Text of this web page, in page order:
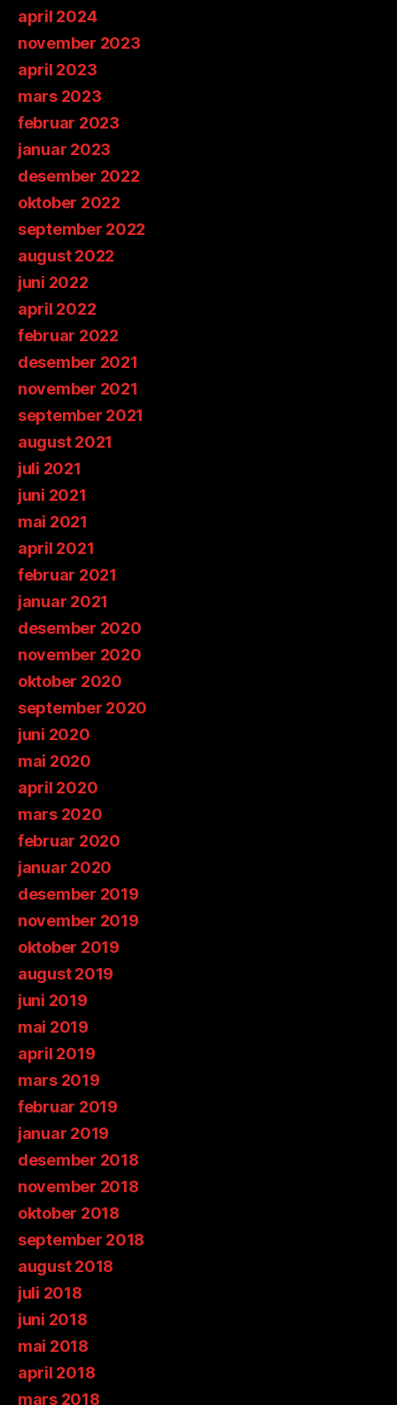
april 2024
november 2023
april 2023
mars 2023
februar 2023
januar 2023
desember 2022
oktober 2022
september 2022
august 2022
juni 2022
april 2022
februar 2022
desember 2021
november 2021
september 2021
august 2021
juli 2021
juni 2021
mai 2021
april 2021
februar 2021
januar 2021
desember 2020
november 2020
oktober 2020
september 2020
juni 2020
mai 2020
april 2020
mars 2020
februar 2020
januar 2020
desember 2019
november 2019
oktober 2019
august 2019
juni 2019
mai 2019
april 2019
mars 2019
februar 2019
januar 2019
desember 2018
november 2018
oktober 2018
september 2018
august 2018
juli 2018
juni 2018
mai 2018
april 2018
mars 2018